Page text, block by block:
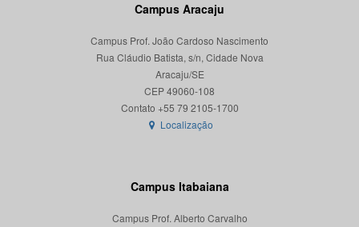
Campus Aracaju
Campus Prof. João Cardoso Nascimento
Rua Cláudio Batista, s/n, Cidade Nova
Aracaju/SE
CEP 49060-108
Localização
Campus Itabaiana
Campus Prof. Alberto Carvalho